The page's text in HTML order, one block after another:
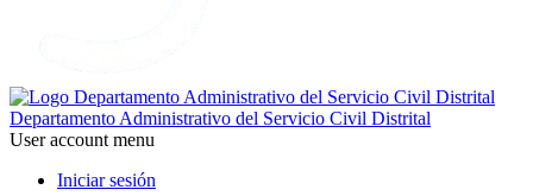
Departamento Administrativo del Servicio Civil Distrital
User account menu
Iniciar sesión